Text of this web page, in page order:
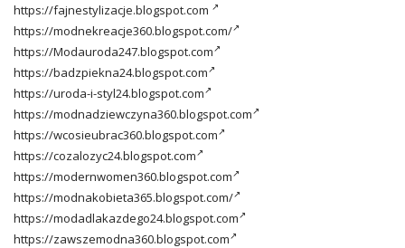
https://fajnestylizacje.blogspot.com
https://modnekreacje360.blogspot.com/
https://Modauroda247.blogspot.com
https://badzpiekna24.blogspot.com
https://uroda-i-styl24.blogspot.com
https://modnadziewczyna360.blogspot.com
https://wcosieubrac360.blogspot.com
https://cozalozyc24.blogspot.com
https://modernwomen360.blogspot.com
https://modnakobieta365.blogspot.com/
https://modadlakazdego24.blogspot.com
https://zawszemodna360.blogspot.com